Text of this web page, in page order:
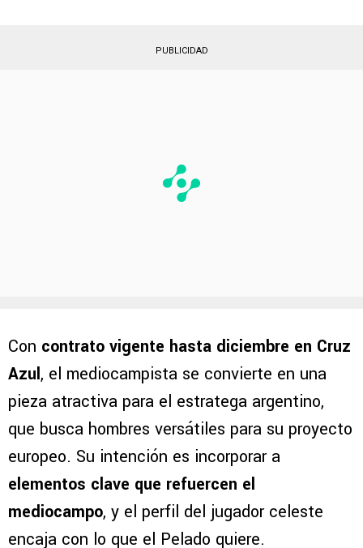
PUBLICIDAD
Con contrato vigente hasta diciembre en Cruz
Azul, el mediocampista se convierte en una
pieza atractiva para el estratega argentino,
que busca hombres versátiles para su proyecto
europeo. Su intención es incorporar a
elementos clave que refuercen el
mediocampo, y el perfil del jugador celeste
encaja con lo que el Pelado quiere.